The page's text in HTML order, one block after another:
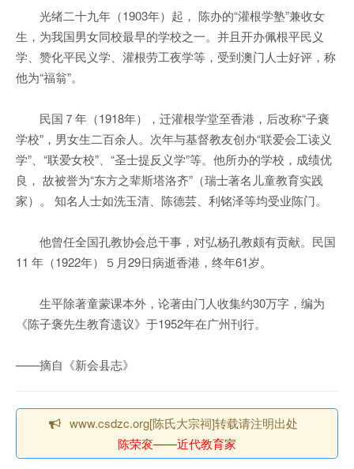
光绪二十九年（1903年）起， 陈办的“灌根学塾”兼收女
生，为我国男女同校最早的学校之一。并且开办佩根平民义
学、赞化平民义学、灌根劳工夜学等，受到澳门人士好评，称
他为“福翁”。
民国７年（1918年），迁灌根学堂至香港，后改称“子褒
学校”，男女生二百余人。次年与基督教友创办“联爱会工读义
学”、“联爱女校”、“圣士提反义学”等。他所办的学校，成绩优
良， 故被誉为“东方之辈斯塔洛齐”（瑞士著名儿童教育实践
家）。 知名人士如洗玉清、陈德芸、利铭泽等均受业陈门。
他曾任全国孔教协会总干事，对弘杨孔教颇有贡献。民国
11 年（1922年）５月29日病逝香港，终年61岁。
生平除著童蒙课本外，论著由门人收集约30万字，编为
《陈子褒先生教育遗议》于1952年在广州刊行。
——摘自《新会县志》
www.csdzc.org[陈氏大宗祠]转载请注明出处
陈荣衮——近代教育家